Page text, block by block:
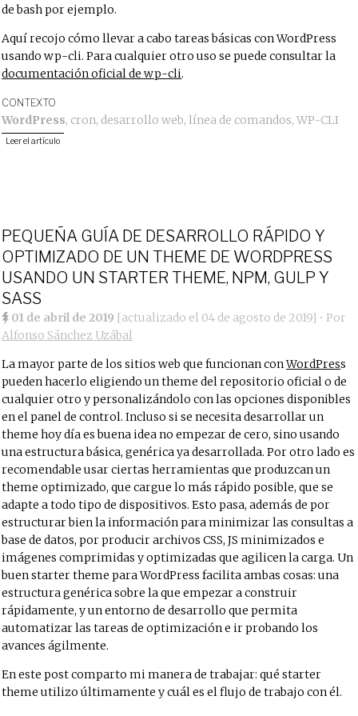
de bash por ejemplo.
Aquí recojo cómo llevar a cabo tareas básicas con WordPress
usando wp-cli. Para cualquier otro uso se puede consultar la
documentación oficial de wp-cli.
CONTEXTO
WordPress, cron, desarrollo web,línea de comandos,WP-CLI
Leer el artículo
PEQUEÑA GUÍA DE DESARROLLO RÁPIDO Y
OPTIMIZADO DE UN THEME DE WORDPRESS
USANDO UN STARTER THEME, NPM, GULP Y
SASS
01 de abril de 2019 [actualizado el 04 de agosto de 2019] • Por
Alfonso Sánchez Uzábal
La mayor parte de los sitios web que funcionan conWordPress
pueden hacerlo eligiendo un theme del repositorio oficial o de
cualquier otro y personalizándolo con las opciones disponibles
en el panel de control. Incluso si se necesita desarrollar un
theme hoy día es buena idea no empezar de cero, sino usando
una estructura básica, genérica ya desarrollada. Por otro lado es
recomendable usar ciertas herramientas que produzcan un
theme optimizado, que cargue lo más rápido posible, que se
adapte a todo tipo de dispositivos. Esto pasa, además de por
estructurar bien la información para minimizar las consultas a
base de datos, por producir archivos CSS, JS minimizados e
imágenes comprimidas y optimizadas que agilicen la carga. Un
buen starter theme para WordPress facilita ambas cosas: una
estructura genérica sobre la que empezar a construir
rápidamente, y un entorno de desarrollo que permita
automatizar las tareas de optimización e ir probando los
avances ágilmente.
En este post comparto mi manera de trabajar: qué starter
theme utilizo últimamente y cuál es el flujo de trabajo con él.